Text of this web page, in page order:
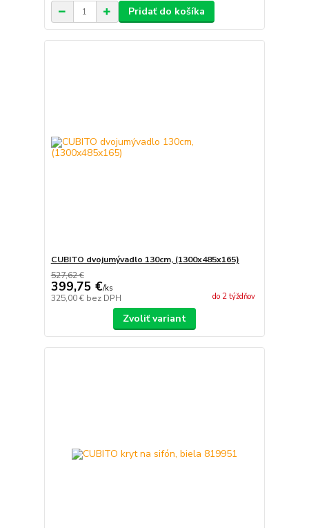
Pridať do košíka
CUBITO dvojumývadlo 130cm, (1300x485x165)
527,62 €
399,75 €/ks
325,00 € bez DPH do 2 týždňov
Zvoliť variant